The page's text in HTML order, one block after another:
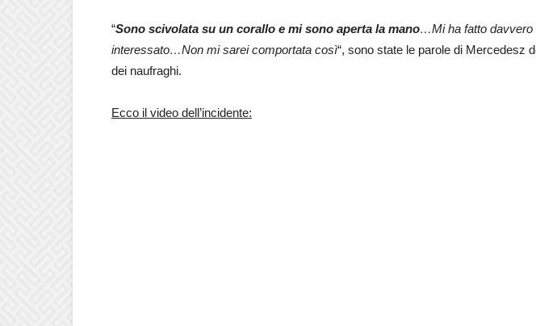
“Sono scivolata su un corallo e mi sono aperta la mano…Mi ha fatto davvero
interessato…Non mi sarei comportata così“, sono state le parole di Mercedesz
dei naufraghi.
Ecco il video dell’incidente: